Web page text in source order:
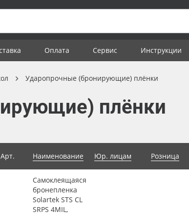
Оплата Сервис Инструкции
Ударопрочные (бронирующие) плёнки
плёнки
Арт. Наименование Юр. лицам Розница
Самоклеящаяся
бронепленка
Solartek STS CL
SRPS 4MIL,